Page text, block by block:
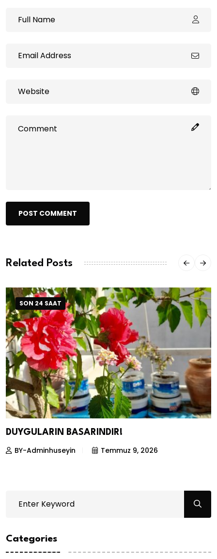
POST COMMENT
Related Posts
SON 24 SAAT
DUYGULARIN BASARINDIR!
BY-Adminhuseyin Temmuz 9, 2026
Categories